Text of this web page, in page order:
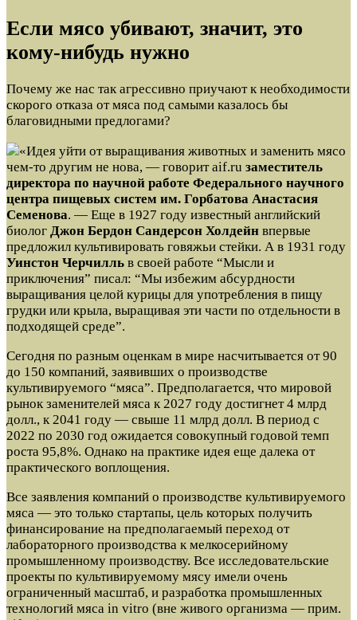
Если мясо убивают, значит, это
кому-нибудь нужно
Почему же нас так агрессивно приучают к необходимости
скорого отказа от мяса под самыми казалось бы
благовидными предлогами?
«Идея уйти от выращивания животных и заменить мясо
чем-то другим не нова, — говорит aif.ru заместитель
директора по научной работе Федерального научного
центра пищевых систем им. Горбатова Анастасия
Семенова. — Еще в 1927 году известный английский
биолог Джон Бердон Сандерсон Холдейн впервые
предложил культивировать говяжьи стейки. А в 1931 году
Уинстон Черчилль в своей работе “Мысли и
приключения” писал: “Мы избежим абсурдности
выращивания целой курицы для употребления в пищу
грудки или крыла, выращивая эти части по отдельности в
подходящей среде”.
Сегодня по разным оценкам в мире насчитывается от 90
до 150 компаний, заявивших о производстве
культивируемого “мяса”. Предполагается, что мировой
рынок заменителей мяса к 2027 году достигнет 4 млрд
долл., к 2041 году — свыше 11 млрд долл. В период с
2022 по 2030 год ожидается совокупный годовой темп
роста 95,8%. Однако на практике идея еще далека от
практического воплощения.
Все заявления компаний о производстве культивируемого
мяса — это только стартапы, цель которых получить
финансирование на предполагаемый переход от
лабораторного производства к мелкосерийному
промышленному производству. Все исследовательские
проекты по культивируемому мясу имели очень
ограниченный масштаб, и разработка промышленных
технологий мяса in vitro (вне живого организма — прим.